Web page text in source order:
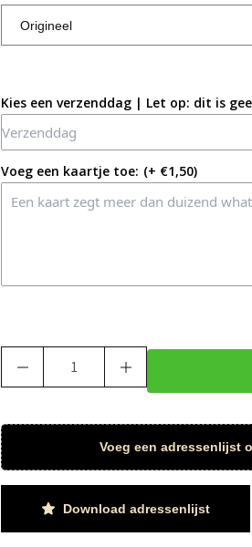
Kies een verzenddag | Let op: dit is
Voeg een kaartje toe: (+ €1,50)
Voeg een adressenlijst
Download adressenlijst